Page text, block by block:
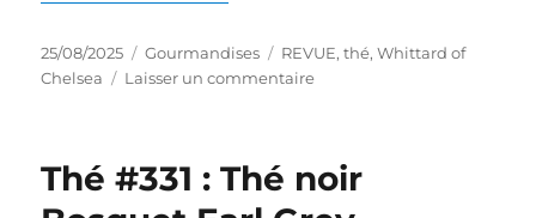
Publié
le
25/08/2025 Catégories
Gourmandises Étiquettes
REVUE,thé,Whittard of
Chelsea
Laisser un commentairesur
Thé
Thé #331 : Thé noir